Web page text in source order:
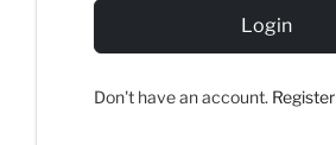
Login
Don't have an account. Register